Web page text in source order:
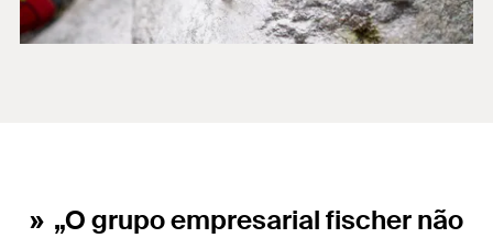
„O grupo empresarial fischer não